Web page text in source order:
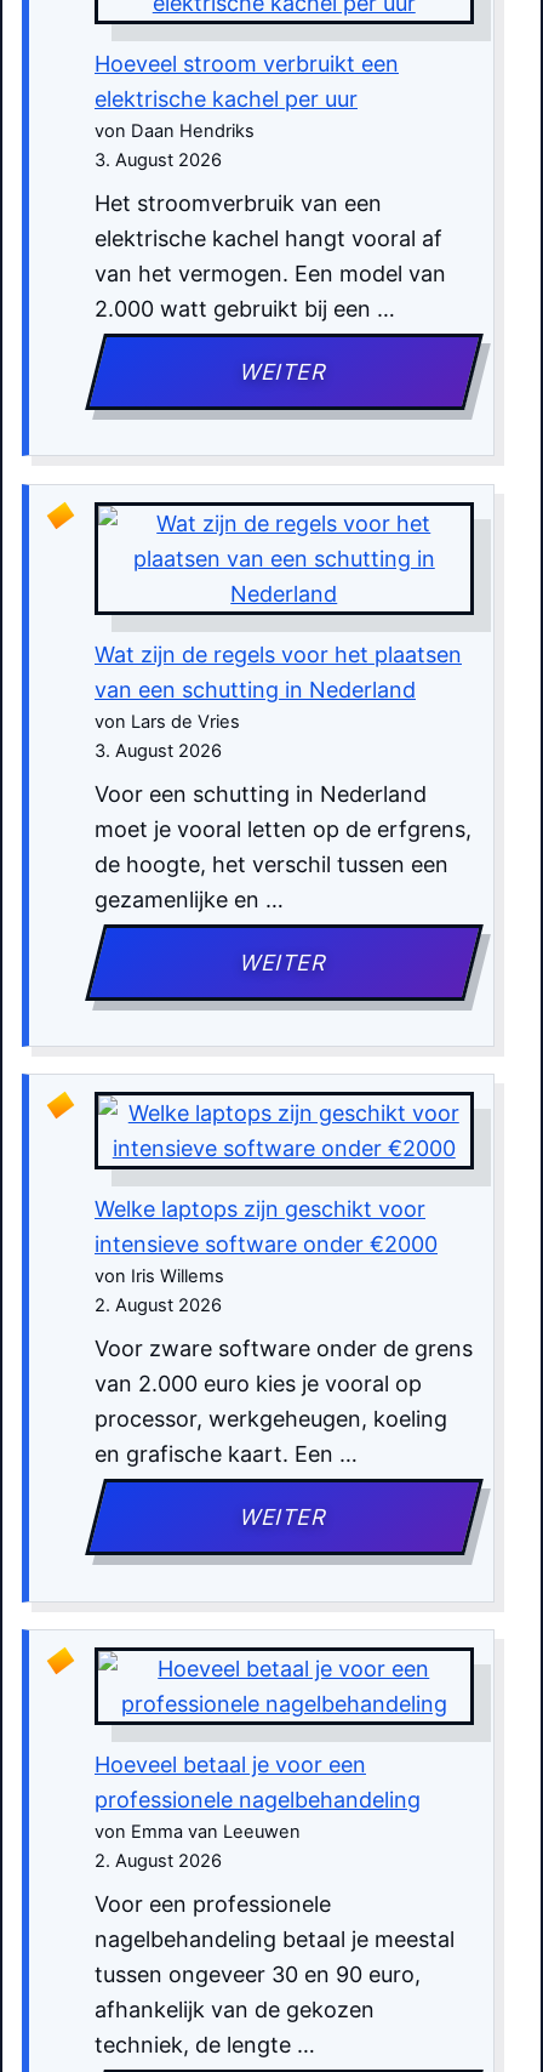
Hoeveel stroom verbruikt een
elektrische kachel per uur
von Daan Hendriks
3. August 2026
Het stroomverbruik van een
elektrische kachel hangt vooral af
van het vermogen. Een model van
2.000 watt gebruikt bij een …
WEITER
Wat zijn de regels voor het plaatsen
van een schutting in Nederland
von Lars de Vries
3. August 2026
Voor een schutting in Nederland
moet je vooral letten op de erfgrens,
de hoogte, het verschil tussen een
gezamenlijke en …
WEITER
Welke laptops zijn geschikt voor
intensieve software onder €2000
von Iris Willems
2. August 2026
Voor zware software onder de grens
van 2.000 euro kies je vooral op
processor, werkgeheugen, koeling
en grafische kaart. Een …
WEITER
Hoeveel betaal je voor een
professionele nagelbehandeling
von Emma van Leeuwen
2. August 2026
Voor een professionele
nagelbehandeling betaal je meestal
tussen ongeveer 30 en 90 euro,
afhankelijk van de gekozen
techniek, de lengte …